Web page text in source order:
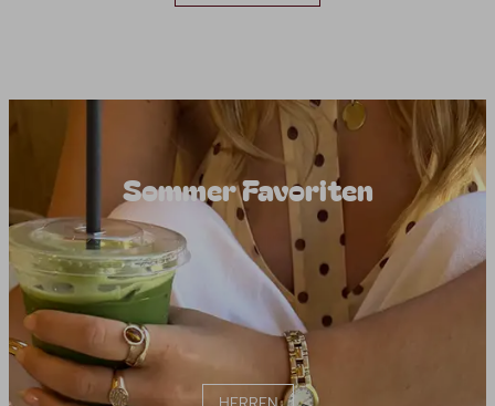
Sommer Favoriten